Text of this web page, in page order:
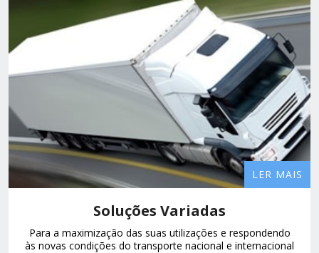
LER MAIS
Soluções Variadas
Para a maximização das suas utilizações e respondendo
às novas condições do transporte nacional e internacional